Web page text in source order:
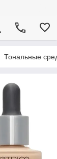
Тональные